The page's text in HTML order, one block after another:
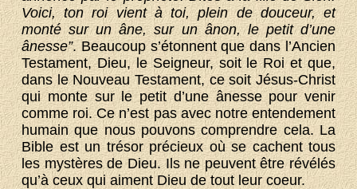
Voici, ton roi vient à toi, plein de douceur, et
monté sur un âne, sur un ânon, le petit d’une
ânesse”. Beaucoup s’étonnent que dans l’Ancien
Testament, Dieu, le Seigneur, soit le Roi et que,
dans le Nouveau Testament, ce soit Jésus-Christ
qui monte sur le petit d’une ânesse pour venir
comme roi. Ce n’est pas avec notre entendement
humain que nous pouvons comprendre cela. La
Bible est un trésor précieux où se cachent tous
les mystères de Dieu. Ils ne peuvent être révélés
qu’à ceux qui aiment Dieu de tout leur coeur.